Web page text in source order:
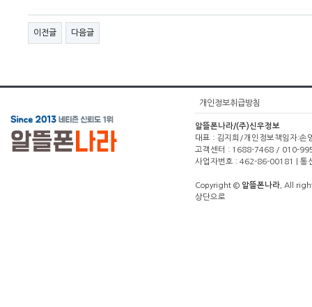
이전글 다음글
개인정보취급방침
알뜰폰나라/(주)신우정보
대표 : 김지희/개인정보책임자:
고객센터 : 1688-7468 / 010-
사업자번호 : 462-86-00181 | 통
Copyright © 알뜰폰나라. All
상단으로